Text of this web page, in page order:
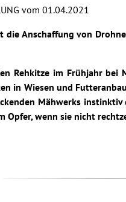
vom 01.04.2021
die Anschaffung von
Rehkitze im Frühjahr
in Wiesen und
Mähwerks
Opfer, wenn sie nicht